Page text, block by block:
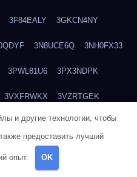
3F84EALY 3GKCN4NY
3N8UCE6Q 3NH0FX33
3PWL81U6 3PX3NDPK
3VXFRWKX 3VZRTGEK
3WTTA97N 3XMLLD4K
4489NF37
49WWVPJU 4B1N5SGO
и другие технологии, чтобы
предоставить лучший
опыт. OK